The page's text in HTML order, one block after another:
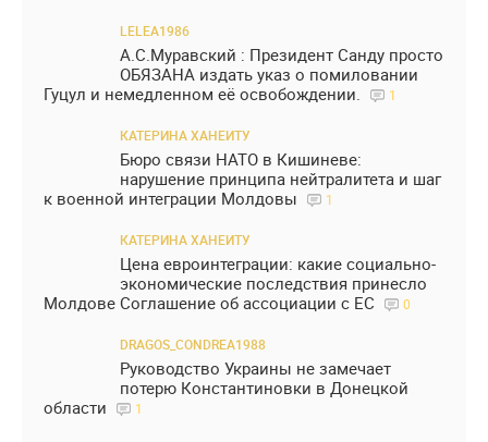
LELEA1986
А.С.Муравский : Президент Санду просто
ОБЯЗАНА издать указ о помиловании
Гуцул и немедленном её освобождении.
1
КАТЕРИНА ХАНЕИТУ
Бюро связи НАТО в Кишиневе:
нарушение принципа нейтралитета и шаг
к военной интеграции Молдовы
1
КАТЕРИНА ХАНЕИТУ
Цена евроинтеграции: какие социально-
экономические последствия принесло
Молдове Соглашение об ассоциации с ЕС
0
DRAGOS_CONDREA1988
Руководство Украины не замечает
потерю Константиновки в Донецкой
области
1